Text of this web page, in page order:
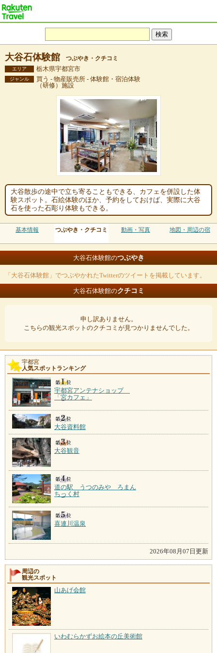
大谷石体験館 つぶやき・クチコミ
エリア 栃木県宇都宮市
ジャンル
買う - 物産販売所 - 体験館・宿泊体験
（研修）施設
大谷散歩の途中で立ち寄ることもできる、カフェを併設した体
験スポット。石絵体験のほか、予約をしておけば、実際に大谷
石を使った石彫り体験もできる。
基本情報 つぶやき・クチコミ 動画・写真 地図・周辺の宿
大谷石体験館のつぶやき
「大谷石体験館」でつぶやかれたTwitterのツイートを掲載しています。
大谷石体験館のクチコミ
申し訳ありません。
こちらの観光スポットのクチコミが見つかりませんでした。
宇都宮
人気スポットランキング
宇都宮アンテナショップ
「宮カフェ」
大谷資料館
大谷観音
道の駅 うつのみや ろまん
ちっく村
喜連川温泉
2026年08月07日更新
周辺の
観光スポット
山あげ会館
いわむらかずお絵本の丘美術館